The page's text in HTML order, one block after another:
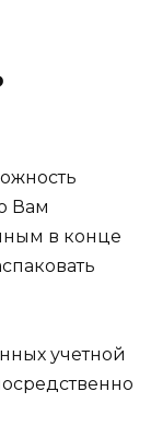
Вам
в конце
учетной